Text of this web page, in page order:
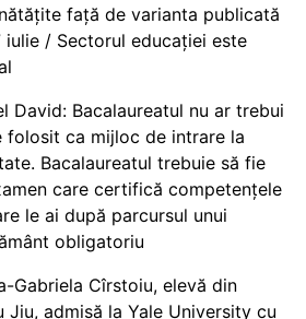
față de varianta publicată
iulie / Sectorul educației este
David: Bacalaureatul nu ar trebui
folosit ca mijloc de intrare la
Bacalaureatul trebuie să fie
care certifică competențele
le ai după parcursul unui
obligatoriu
Gabriela Cîrstoiu, elevă din
Jiu, admisă la Yale University cu